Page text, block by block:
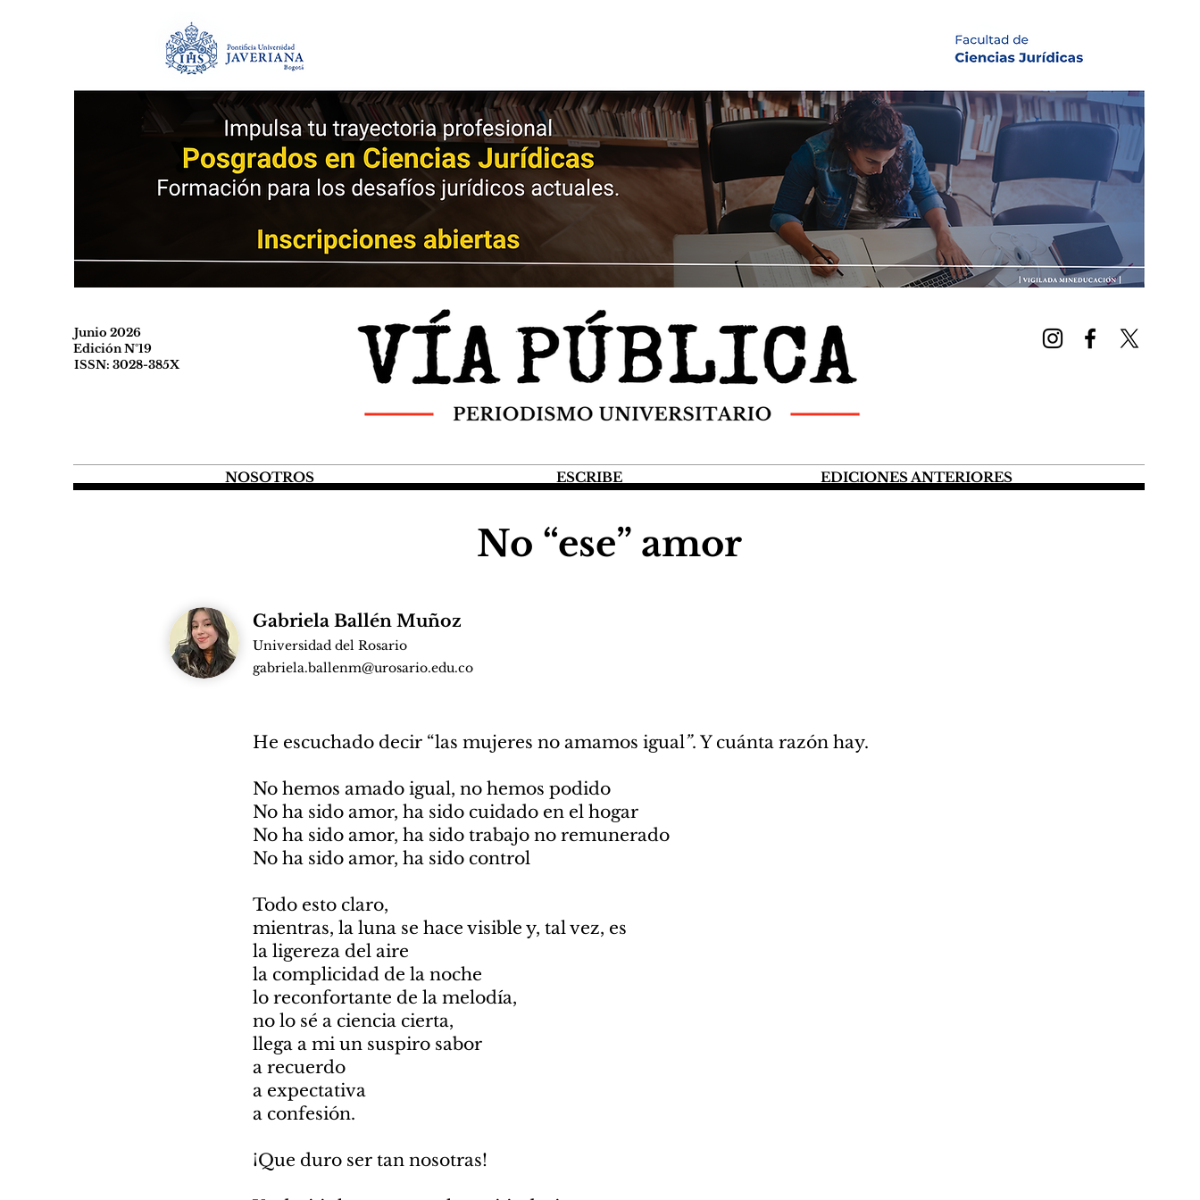
Junio 2026
Edición N°19
ISSN: 3028-385X
NOSOTROS ESCRIBE EDICIONES ANTERIORES
No “ese” amor
Gabriela Ballén Muñoz
Universidad del Rosario
gabriela.ballenm@urosario.edu.co
He escuchado decir “las mujeres no amamos igual”. Y cuánta razón hay.
No hemos amado igual, no hemos podido
No ha sido amor, ha sido cuidado en el hogar
No ha sido amor, ha sido trabajo no remunerado
No ha sido amor, ha sido control
Todo esto claro,
mientras, la luna se hace visible y, tal vez, es
la ligereza del aire
la complicidad de la noche
lo reconfortante de la melodía,
no lo sé a ciencia cierta,
llega a mi un suspiro sabor
a recuerdo
a expectativa
a confesión.
¡Que duro ser tan nosotras!